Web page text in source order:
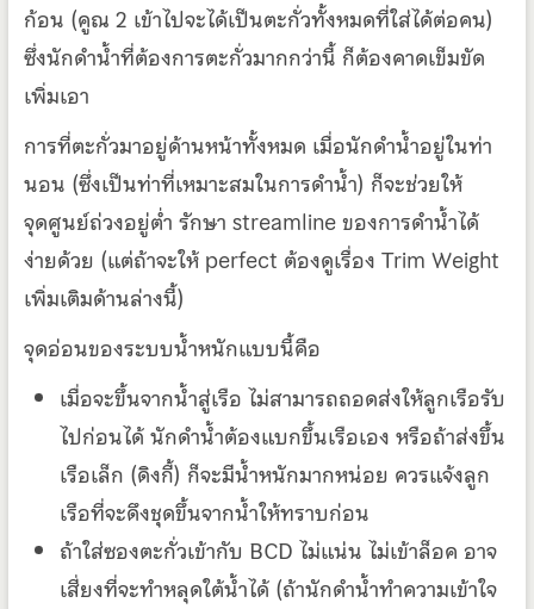
ก้อน (คูณ 2 เข้าไปจะได้เป็นตะกั่วทั้งหมดที่ใส่ได้ต่อคน)
ซึ่งนักดำน้ำที่ต้องการตะกั่วมากกว่านี้ ก็ต้องคาดเข็มขัด
เพิ่มเอา
การที่ตะกั่วมาอยู่ด้านหน้าทั้งหมด เมื่อนักดำน้ำอยู่ในท่า
นอน (ซึ่งเป็นท่าที่เหมาะสมในการดำน้ำ) ก็จะช่วยให้
จุดศูนย์ถ่วงอยู่ต่ำ รักษา streamline ของการดำน้ำได้
ง่ายด้วย (แต่ถ้าจะให้ perfect ต้องดูเรื่อง Trim Weight
เพิ่มเติมด้านล่างนี้)
จุดอ่อนของระบบน้ำหนักแบบนี้คือ
เมื่อจะขึ้นจากน้ำสู่เรือ ไม่สามารถถอดส่งให้ลูกเรือรับ
ไปก่อนได้ นักดำน้ำต้องแบกขึ้นเรือเอง หรือถ้าส่งขึ้น
เรือเล็ก (ดิงกี้) ก็จะมีน้ำหนักมากหน่อย ควรแจ้งลูก
เรือที่จะดึงชุดขึ้นจากน้ำให้ทราบก่อน
ถ้าใส่ซองตะกั่วเข้ากับ BCD ไม่แน่น ไม่เข้าล็อค อาจ
เสี่ยงที่จะทำหลุดใต้น้ำได้ (ถ้านักดำน้ำทำความเข้าใจ